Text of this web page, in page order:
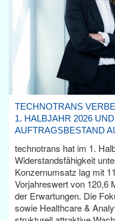
TECHNOTRANS
1. HALBJAHR 2026
AUFTRAGSBESTAND
technotrans hat im 1.
Widerstandsfähigkeit
Konzernumsatz lag mit
Vorjahreswert von 120,6
der Erwartungen. Die
sowie Healthcare &